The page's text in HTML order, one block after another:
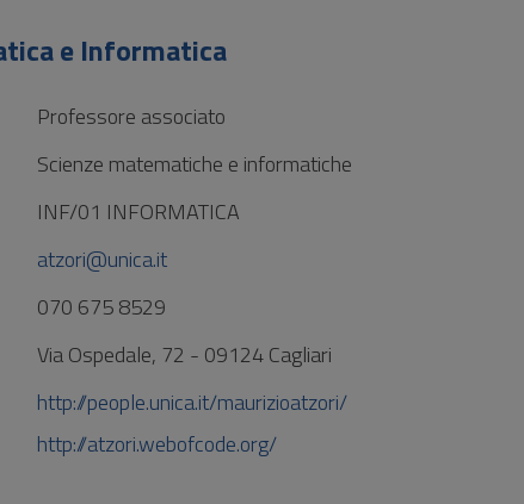
e Informatica
Professore associato
Scienze matematiche e informatiche
INF/01 INFORMATICA
atzori@unica.it
070 675 8529
Via Ospedale, 72 - 09124 Cagliari
http://people.unica.it/maurizioatzori/
http://atzori.webofcode.org/